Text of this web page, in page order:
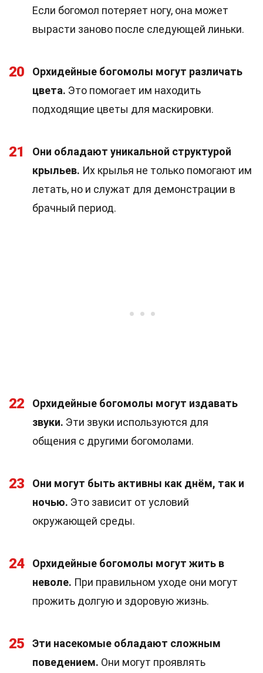
Если богомол потеряет ногу, она может
вырасти заново после следующей линьки.
20
Орхидейные богомолы могут различать
цвета. Это помогает им находить
подходящие цветы для маскировки.
21
Они обладают уникальной структурой
крыльев. Их крылья не только помогают им
летать, но и служат для демонстрации в
брачный период.
22
Орхидейные богомолы могут издавать
звуки. Эти звуки используются для
общения с другими богомолами.
23
Они могут быть активны как днём, так и
ночью. Это зависит от условий
окружающей среды.
24
Орхидейные богомолы могут жить в
неволе. При правильном уходе они могут
прожить долгую и здоровую жизнь.
25
Эти насекомые обладают сложным
поведением. Они могут проявлять